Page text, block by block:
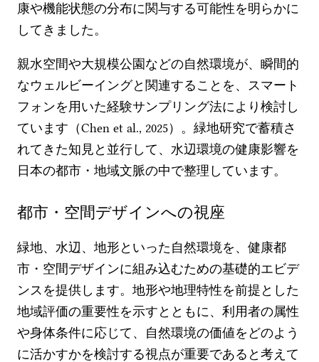
康や機能状態の分布に関与する可能性を明らかに
してきました。
親水空間や大規模公園などの自然環境が、瞬間的
なウェルビーイングと関連することを、スマート
フォンを用いた経験サンプリング法により検討し
ています（Chen et al., 2025）。緑地研究で蓄積さ
れてきた知見と並行して、水辺環境の健康影響を
日本の都市・地域文脈の中で整理しています。
都市・空間デザインへの視座
緑地、水辺、地形といった自然環境を、健康都
市・空間デザインに組み込むための基礎的エビデ
ンスを提供します。地形や地理特性を前提とした
地域評価の重要性を示すとともに、利用者の属性
や身体条件に応じて、自然環境の価値をどのよう
に活かすかを検討する視点が重要であると考えて